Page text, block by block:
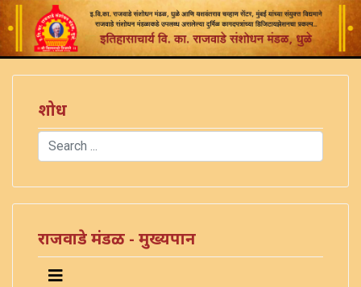
शोध
Search
राजवाडे मंडळ - मुख्यपान